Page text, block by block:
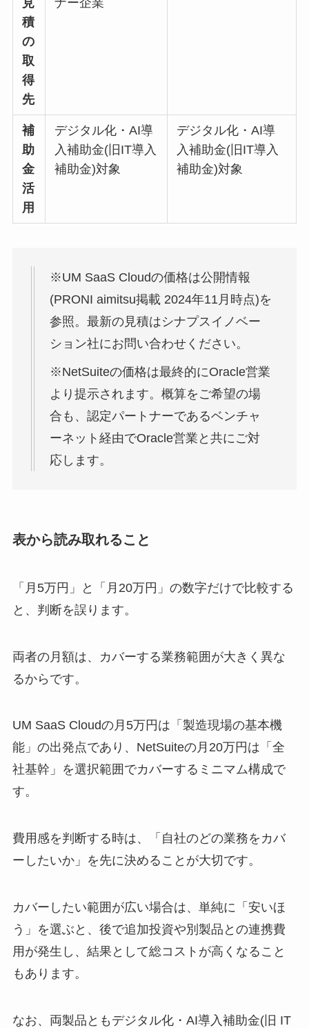
積
の
取
得
先
補
助
金
活
用
デジタル化・AI導
入補助金(旧IT導入
補助金)対象
デジタル化・AI導
入補助金(旧IT導入
補助金)対象
※UM SaaS Cloudの価格は公開情報
(PRONI aimitsu掲載 2024年11月時点)を
参照。最新の見積はシナプスイノベー
ション社にお問い合わせください。
※NetSuiteの価格は最終的にOracle営業
より提示されます。概算をご希望の場
合も、認定パートナーであるベンチャ
ーネット経由でOracle営業と共にご対
応します。
表から読み取れること
「月5万円」と「月20万円」の数字だけで比較する
と、判断を誤ります。
両者の月額は、カバーする業務範囲が大きく異な
るからです。
UM SaaS Cloudの月5万円は「製造現場の基本機
能」の出発点であり、NetSuiteの月20万円は「全
社基幹」を選択範囲でカバーするミニマム構成で
す。
費用感を判断する時は、「自社のどの業務をカバ
ーしたいか」を先に決めることが大切です。
カバーしたい範囲が広い場合は、単純に「安いほ
う」を選ぶと、後で追加投資や別製品との連携費
用が発生し、結果として総コストが高くなること
もあります。
なお、両製品ともデジタル化・AI導入補助金(旧 IT